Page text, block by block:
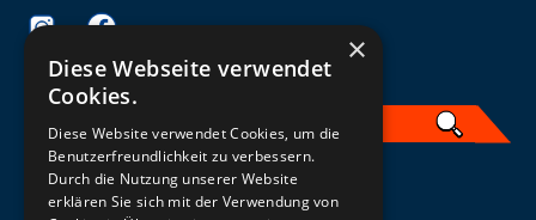
Französisch
×
Diese Webseite verwendet
Cookies.
Diese Website verwendet Cookies, um die
Benutzerfreundlichkeit zu verbessern.
Durch die Nutzung unserer Website
erklären Sie sich mit der Verwendung von